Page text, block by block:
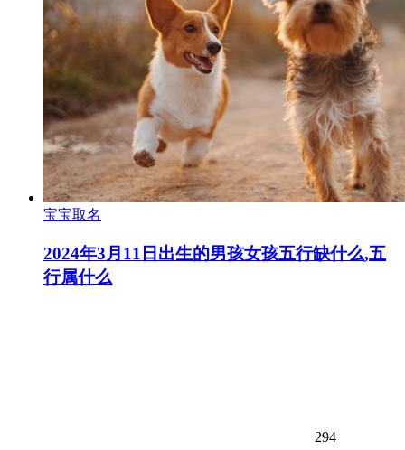
宝宝取名
2024年3月11日出生的男孩女孩五行缺什么,五
行属什么
294